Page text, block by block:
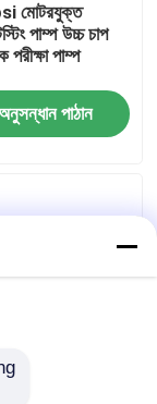
মোটরযুক্ত
পাম্প উচ্চ চাপ
পরীক্ষা পাম্প
পাঠান